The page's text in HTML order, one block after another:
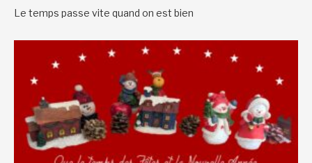
Le temps passe vite quand on est bien